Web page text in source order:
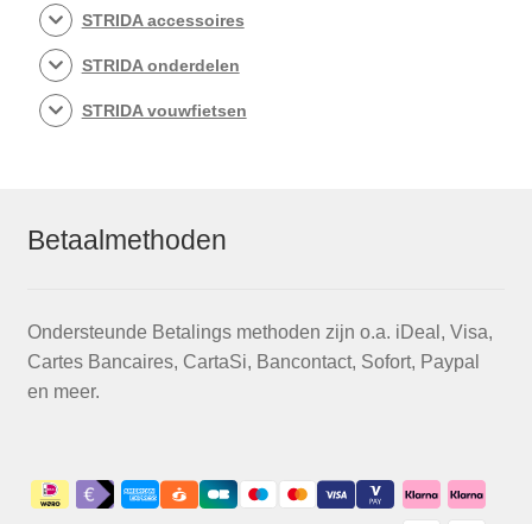
STRIDA accessoires
STRIDA onderdelen
STRIDA vouwfietsen
Betaalmethoden
Ondersteunde Betalings methoden zijn o.a. iDeal, Visa,
Cartes Bancaires, CartaSi, Bancontact, Sofort, Paypal
en meer.